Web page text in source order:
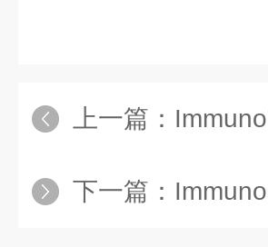
上一篇：
下一篇：